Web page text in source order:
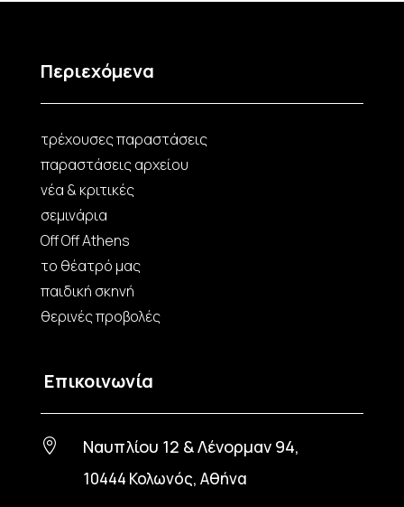
Περιεχόμενα
τρέχουσες παραστάσεις
παραστάσεις αρχείου
νέα & κριτικές
σεμινάρια
Off Off Athens
το θέατρό μας
παιδική σκηνή
θερινές προβολές
Επικοινωνία
 Ναυπλίου 12 & Λένορμαν 94,
10444 Κολωνός, Αθήνα